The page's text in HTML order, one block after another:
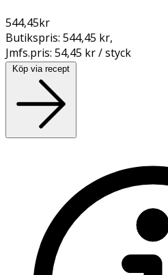
544,45kr
Butikspris: 544,45 kr,
Jmfs.pris: 54,45 kr / styck
Köp via recept